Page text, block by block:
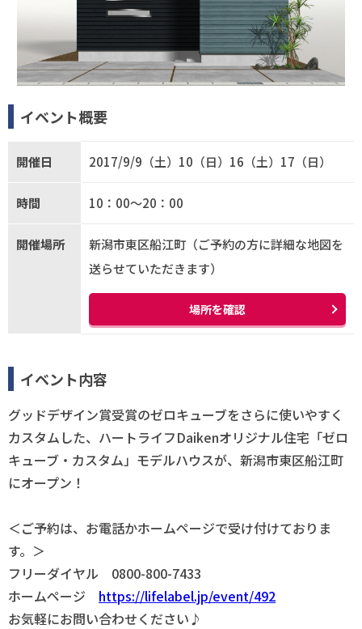
イベント概要
開催日 2017/9/9（土）10（日）16（土）17（日）
時間 10：00～20：00
開催場所
新潟市東区船江町（ご予約の方に詳細な地図を
送らせていただきます）
場所を確認
イベント内容
グッドデザイン賞受賞のゼロキューブをさらに使いやすく
カスタムした、ハートライフDaikenオリジナル住宅「ゼロ
キューブ・カスタム」モデルハウスが、新潟市東区船江町
にオープン！
＜ご予約は、お電話かホームページで受け付けておりま
す。＞
フリーダイヤル 0800-800-7433
ホームページ https://lifelabel.jp/event/492
お気軽にお問い合わせください♪